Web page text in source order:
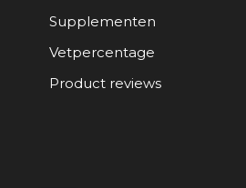
Supplementen
Vetpercentage
Product reviews